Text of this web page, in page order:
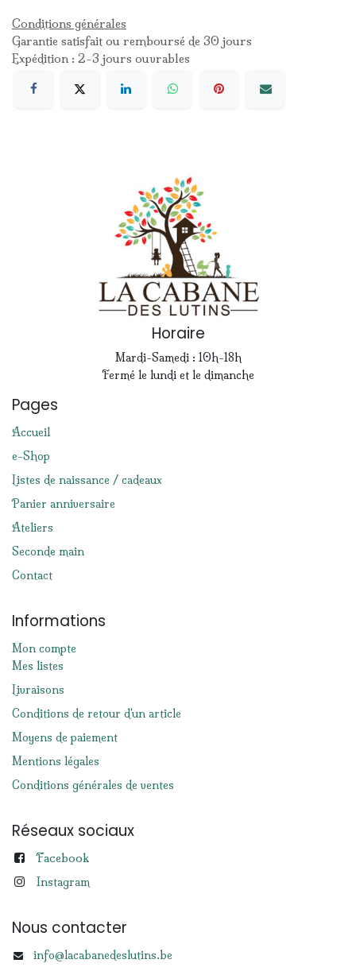
Conditions générales
Garantie satisfait ou remboursé de 30 jours
Expédition : 2-3 jours ouvrables
Horaire
Mardi-Samedi : 10h-18h
Fermé le lundi et le dimanche
Pages
Accueil
e-Shop
Listes de naissance / cadeaux
Panier anniversaire
Ateliers
Seconde main
Contact
Informations
Mon compte
Mes listes
Livraisons
Conditions de retour d'un article
Moyens de paiement
Mentions légales
Conditions générales de ventes
Réseaux sociaux
Facebook
Instagram
Nous contacter
info@lacabanedeslutins.be